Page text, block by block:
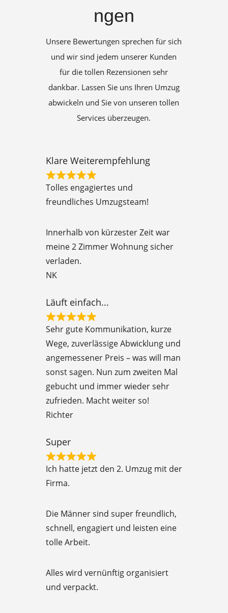
ngen
Unsere Bewertungen sprechen für sich
und wir sind jedem unserer Kunden
für die tollen Rezensionen sehr
dankbar. Lassen Sie uns Ihren Umzug
abwickeln und Sie von unseren tollen
Services überzeugen.
Klare Weiterempfehlung
R
a
d
5
o
o
Tolles engagiertes und
freundliches Umzugsteam!
Innerhalb von kürzester Zeit war
meine 2 Zimmer Wohnung sicher
verladen.
NK
Läuft einfach...
R
d
5
t
o
f
Sehr gute Kommunikation, kurze
Wege, zuverlässige Abwicklung und
angemessener Preis – was will man
sonst sagen. Nun zum zweiten Mal
gebucht und immer wieder sehr
zufrieden. Macht weiter so!
Richter
Super
R
d
5
o
t
o
Ich hatte jetzt den 2. Umzug mit der
Firma.
Die Männer sind super freundlich,
schnell, engagiert und leisten eine
tolle Arbeit.
Alles wird vernünftig organisiert
und verpackt.